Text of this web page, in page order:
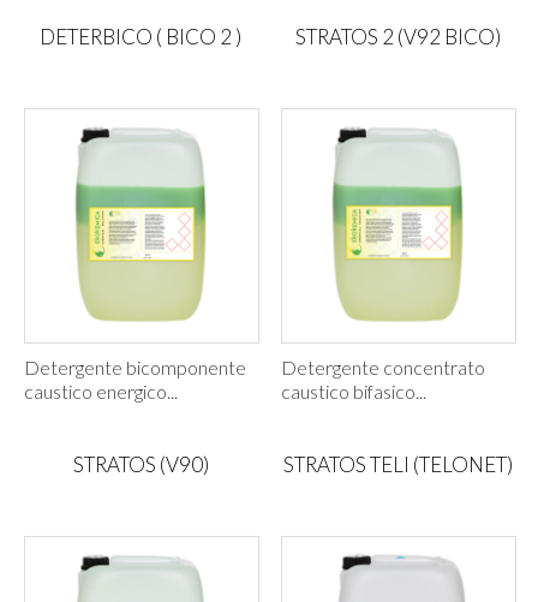
DETERBICO ( BICO 2 )
Detergente bicomponente
caustico energico...
STRATOS 2 (V92 BICO)
Detergente concentrato
caustico bifasico...
STRATOS (V90) STRATOS TELI (TELONET)